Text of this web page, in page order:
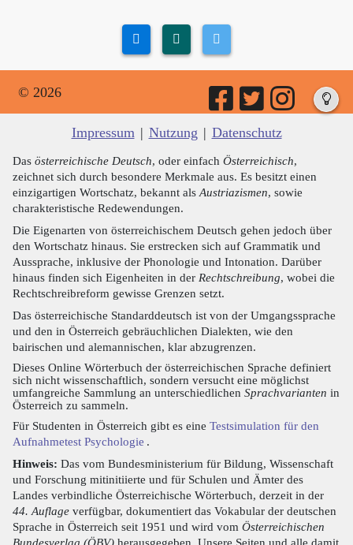
© 2026
Impressum | Nutzung | Datenschutz
Das österreichische Deutsch, oder einfach Österreichisch,
zeichnet sich durch besondere Merkmale aus. Es besitzt einen
einzigartigen Wortschatz, bekannt als Austriazismen, sowie
charakteristische Redewendungen.
Die Eigenarten von österreichischem Deutsch gehen jedoch über
den Wortschatz hinaus. Sie erstrecken sich auf Grammatik und
Aussprache, inklusive der Phonologie und Intonation. Darüber
hinaus finden sich Eigenheiten in der Rechtschreibung, wobei die
Rechtschreibreform gewisse Grenzen setzt.
Das österreichische Standarddeutsch ist von der Umgangssprache
und den in Österreich gebräuchlichen Dialekten, wie den
bairischen und alemannischen, klar abzugrenzen.
Dieses Online Wörterbuch der österreichischen Sprache definiert
sich nicht wissenschaftlich, sondern versucht eine möglichst
umfangreiche Sammlung an unterschiedlichen Sprachvarianten in
Österreich zu sammeln.
Für Studenten in Österreich gibt es eine Testsimulation für den
Aufnahmetest Psychologie .
Hinweis: Das vom Bundesministerium für Bildung, Wissenschaft
und Forschung mitinitiierte und für Schulen und Ämter des
Landes verbindliche Österreichische Wörterbuch, derzeit in der
44. Auflage verfügbar, dokumentiert das Vokabular der deutschen
Sprache in Österreich seit 1951 und wird vom Österreichischen